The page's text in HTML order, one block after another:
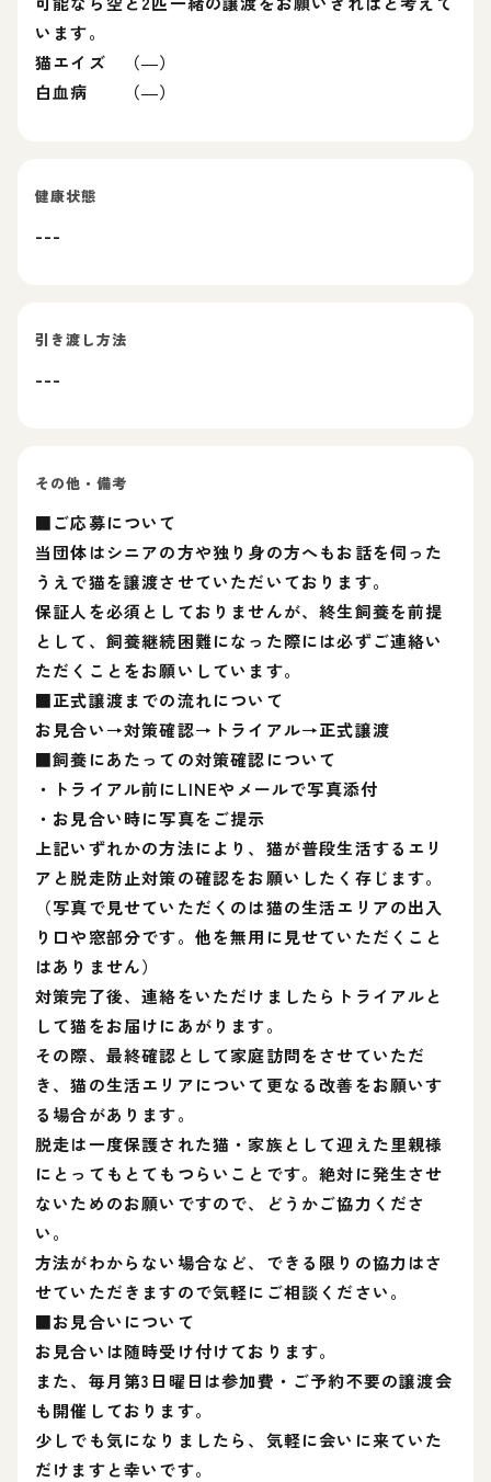
います。
猫エイズ （―）
白血病 （―）
健康状態
---
引き渡し方法
---
その他・備考
■ご応募について
当団体はシニアの方や独り身の方へもお話を伺った
うえで猫を譲渡させていただいております。
保証人を必須としておりませんが、終生飼養を前提
として、飼養継続困難になった際には必ずご連絡い
ただくことをお願いしています。
■正式譲渡までの流れについて
お見合い→対策確認→トライアル→正式譲渡
■飼養にあたっての対策確認について
・トライアル前にLINEやメールで写真添付
・お見合い時に写真をご提示
上記いずれかの方法により、猫が普段生活するエリ
アと脱走防止対策の確認をお願いしたく存じます。
（写真で見せていただくのは猫の生活エリアの出入
り口や窓部分です。他を無用に見せていただくこと
はありません）
対策完了後、連絡をいただけましたらトライアルと
して猫をお届けにあがります。
その際、最終確認として家庭訪問をさせていただ
き、猫の生活エリアについて更なる改善をお願いす
る場合があります。
脱走は一度保護された猫・家族として迎えた里親様
にとってもとてもつらいことです。絶対に発生させ
ないためのお願いですので、どうかご協力くださ
い。
方法がわからない場合など、できる限りの協力はさ
せていただきますので気軽にご相談ください。
■お見合いについて
お見合いは随時受け付けております。
また、毎月第3日曜日は参加費・ご予約不要の譲渡会
も開催しております。
少しでも気になりましたら、気軽に会いに来ていた
だけますと幸いです。